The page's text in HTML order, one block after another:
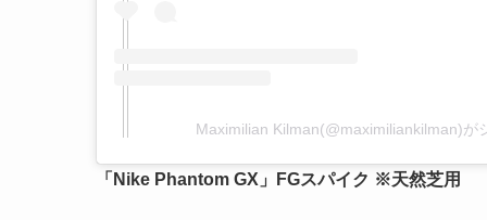
Maximilian Kilman(@maximiliankilman)が
「Nike Phantom GX」FGスパイク ※天然芝用